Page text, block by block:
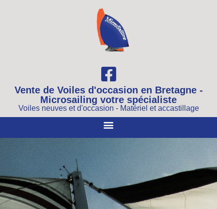
Vente de Voiles d'occasion en Bretagne -
Microsailing votre spécialiste
Voiles neuves et d'occasion - Matériel et accastillage